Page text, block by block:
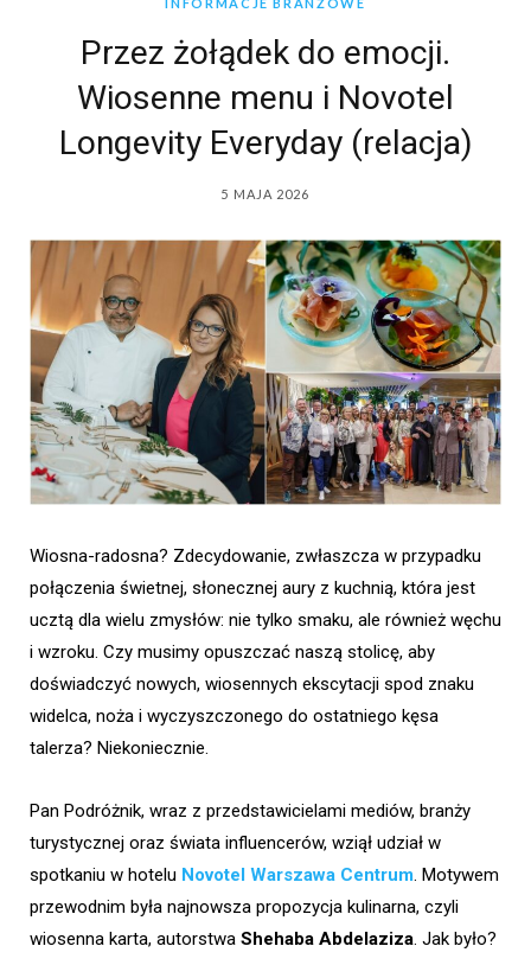
INFORMACJE BRANŻOWE
Przez żołądek do emocji.
Wiosenne menu i Novotel
Longevity Everyday (relacja)
5 MAJA 2026
Wiosna-radosna? Zdecydowanie, zwłaszcza w przypadku
połączenia świetnej, słonecznej aury z kuchnią, która jest
ucztą dla wielu zmysłów: nie tylko smaku, ale również węchu
i wzroku. Czy musimy opuszczać naszą stolicę, aby
doświadczyć nowych, wiosennych ekscytacji spod znaku
widelca, noża i wyczyszczonego do ostatniego kęsa
talerza? Niekoniecznie.
Pan Podróżnik, wraz z przedstawicielami mediów, branży
turystycznej oraz świata influencerów, wziął udział w
spotkaniu w hotelu Novotel Warszawa Centrum. Motywem
przewodnim była najnowsza propozycja kulinarna, czyli
wiosenna karta, autorstwa Shehaba Abdelaziza. Jak było?